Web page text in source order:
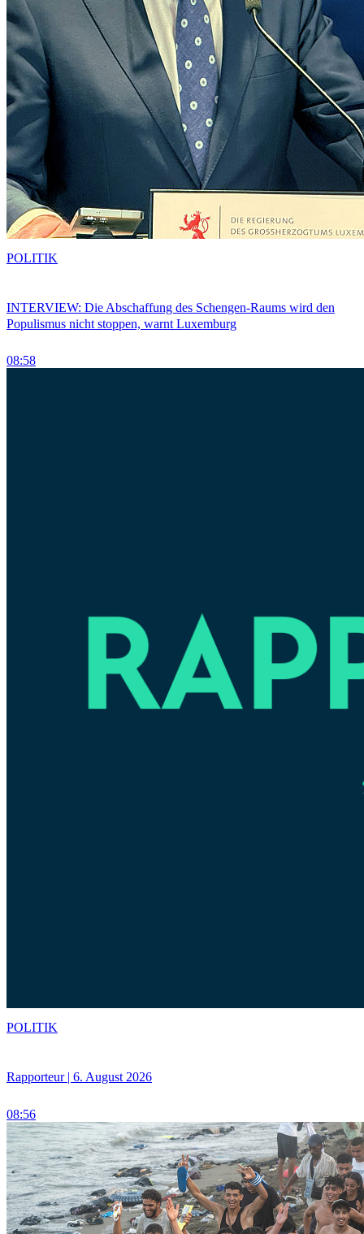
INTERVIEW: Die Abschaffung des Schengen-Raums wird den
Populismus nicht stoppen, warnt Luxemburg
08:58
POLITIK
Rapporteur | 6. August 2026
08:56
POLITIK